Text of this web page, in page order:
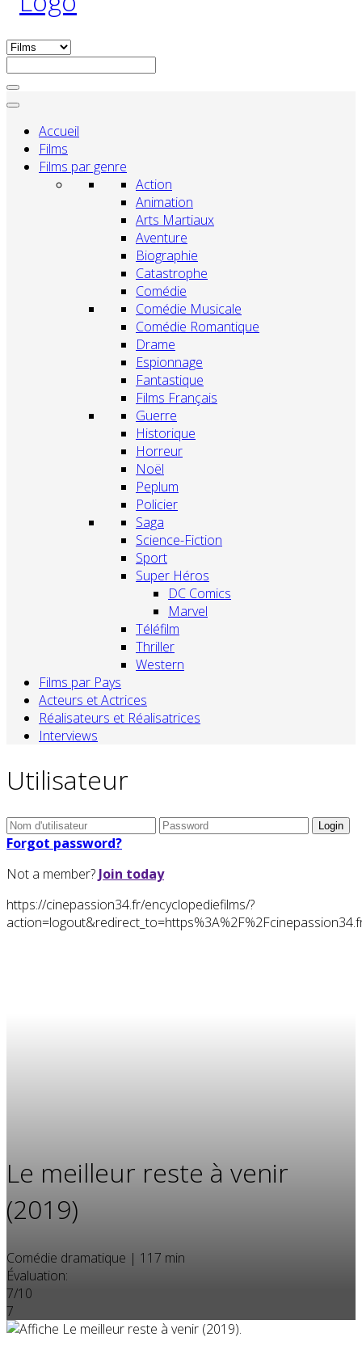
Accueil
Films
Films par genre
Action
Animation
Arts Martiaux
Aventure
Biographie
Catastrophe
Comédie
Comédie Musicale
Comédie Romantique
Drame
Espionnage
Fantastique
Films Français
Guerre
Historique
Horreur
Noël
Peplum
Policier
Saga
Science-Fiction
Sport
Super Héros
DC Comics
Marvel
Téléfilm
Thriller
Western
Films par Pays
Acteurs et Actrices
Réalisateurs et Réalisatrices
Interviews
Utilisateur
Forgot password?
Not a member? Join today
https://cinepassion34.fr/encyclopediefilms/?
Le meilleur reste à venir
(2019)
Comédie dramatique | 117 min
Évaluation:
7/10
7